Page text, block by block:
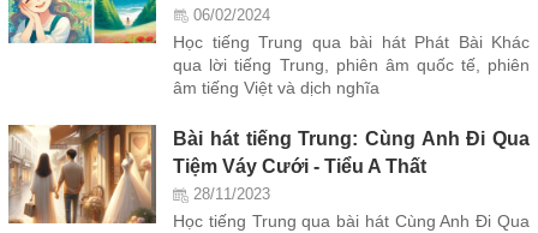
06/02/2024
Học tiếng Trung qua bài hát Phát Bài Khác
qua lời tiếng Trung, phiên âm quốc tế, phiên
âm tiếng Việt và dịch nghĩa
Bài hát tiếng Trung: Cùng Anh Đi Qua
Tiệm Váy Cưới - Tiểu A Thất
28/11/2023
Học tiếng Trung qua bài hát Cùng Anh Đi Qua